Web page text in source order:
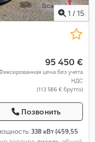
1 / 15
95 450 €
цена без учета
НДС
(113 586 € брутто)
Позвонить
338 кВт (459,55